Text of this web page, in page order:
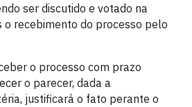
ser discutido e votado na
o recebimento do processo pelo
o processo com prazo
o parecer, dada a
justificará o fato perante o